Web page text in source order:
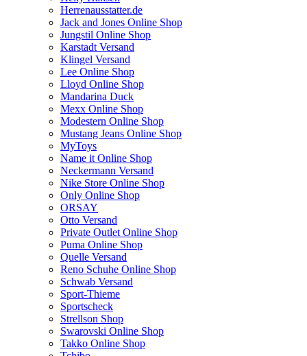
Herrenausstatter.de
Jack and Jones Online Shop
Jungstil Online Shop
Karstadt Versand
Klingel Versand
Lee Online Shop
Lloyd Online Shop
Mandarina Duck
Mexx Online Shop
Modestern Online Shop
Mustang Jeans Online Shop
MyToys
Name it Online Shop
Neckermann Versand
Nike Store Online Shop
Only Online Shop
ORSAY
Otto Versand
Private Outlet Online Shop
Puma Online Shop
Quelle Versand
Reno Schuhe Online Shop
Schwab Versand
Sport-Thieme
Sportscheck
Strellson Shop
Swarovski Online Shop
Takko Online Shop